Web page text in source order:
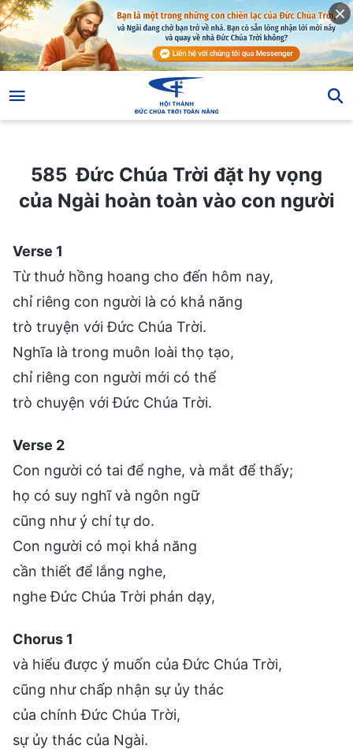
585 Đức Chúa Trời đặt hy vọng
của Ngài hoàn toàn vào con người
Verse 1
Từ thuở hồng hoang cho đến hôm nay,
chỉ riêng con người là có khả năng
trò truyện với Đức Chúa Trời.
Nghĩa là trong muôn loài thọ tạo,
chỉ riêng con người mới có thể
trò chuyện với Đức Chúa Trời.
Verse 2
Con người có tai để nghe, và mắt để thấy;
họ có suy nghĩ và ngôn ngữ
cũng như ý chí tự do.
Con người có mọi khả năng
cần thiết để lắng nghe,
nghe Đức Chúa Trời phán dạy,
Chorus 1
và hiểu được ý muốn của Đức Chúa Trời,
cũng như chấp nhận sự ủy thác
của chính Đức Chúa Trời,
sự ủy thác của Ngài.